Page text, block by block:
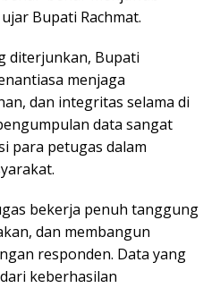
Bupati Rachmat.
diterjunkan, Bupati
menjaga
dan integritas selama di
data sangat
para petugas dalam
bekerja penuh tanggung
dan membangun
responden. Data yang
keberhasilan